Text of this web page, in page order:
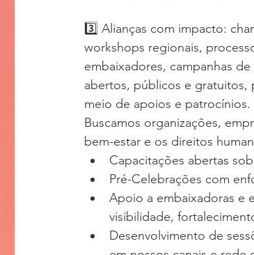
3️⃣ Alianças com impacto:
workshops regionais,
embaixadores, campanhas
abertos, públicos e gratuitos,
meio de apoios e patrocínios.
Buscamos organizações,
bem-estar e os direitos
Capacitações abertas
Pré-Celebrações com
Apoio a embaixadoras e
visibilidade,
Desenvolvimento de